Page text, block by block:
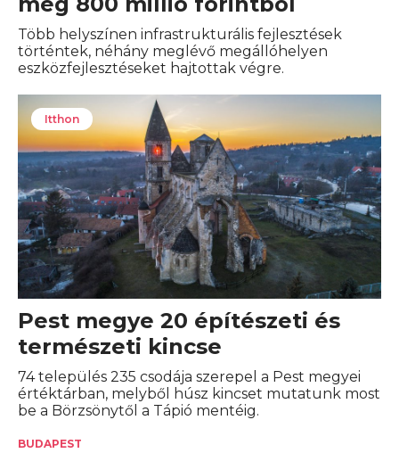
Több helyszínen infrastrukturális fejlesztések
történtek, néhány meglévő megállóhelyen
eszközfejlesztéseket hajtottak végre.
Itthon
Pest megye 20 építészeti és
természeti kincse
74 település 235 csodája szerepel a Pest megyei
értéktárban, melyből húsz kincset mutatunk most
be a Börzsönytől a Tápió mentéig.
BUDAPEST